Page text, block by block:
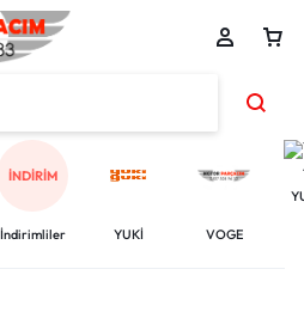
İNDIRIM
İndirimliler YUKİ VOGE